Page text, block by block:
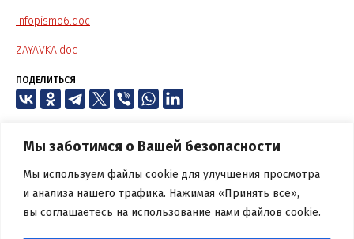
Мы заботимся о Вашей безопасности
Мы используем файлы cookie для улучшения просмотра
и анализа нашего трафика. Нажимая «Принять все»,
вы соглашаетесь на использование нами файлов cookie.
Infopismo6.doc
ZAYAVKA.doc
ПОДЕЛИТЬСЯ
БЕЛОРУССКАЯ БИБЛИОТЕЧНАЯ